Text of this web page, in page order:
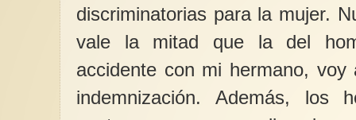
discriminatorias para la mujer.
vale la mitad que la del
accidente con mi hermano,
indemnización. Además, los